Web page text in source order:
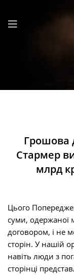
Грошова
Стармер
млрд
Цього
суми, одержаної
договором, і не
сторін. У нашій
навіть люди з
сторінці